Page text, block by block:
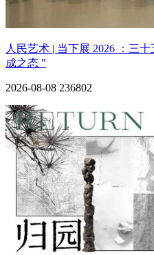
人民艺术 | 当下展 2026 ：三
成之态 "
2026-08-08 236802